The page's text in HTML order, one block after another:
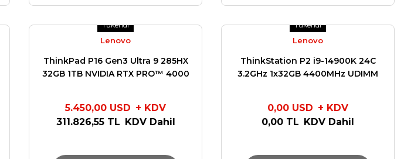
Tükendi
Lenovo
ThinkPad P16 Gen3 Ultra 9 285HX
32GB 1TB NVIDIA RTX PRO™ 4000
5.450,00 USD + KDV
311.826,55 TL KDV Dahil
Tükendi
Lenovo
ThinkStation P2 i9-14900K 24C
3.2GHz 1x32GB 4400MHz UDIMM
0,00 USD + KDV
0,00 TL KDV Dahil